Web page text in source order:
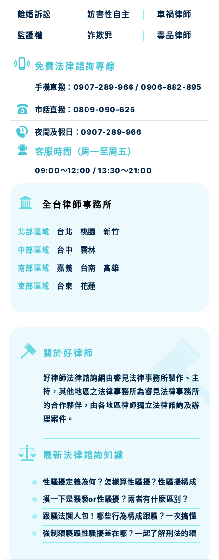
關於好律師
好律師法律諮詢網由睿見法律事務所製作、主
持，其他地區之法律事務所為睿見法律事務所
的合作夥伴，由各地區律師獨立法律諮詢及辦
理案件。
最新法律諮詢知識
性騷擾定義為何？怎樣算性騷擾？性騷擾構成
要件、法律責任律師來說明
摸一下是猥褻or性騷擾？兩者有什麼區別？
跟騷法懶人包！哪些行為構成跟騷？一次搞懂
跟騷法定義、構成要件與刑責
強制猥褻跟性騷擾差在哪？一起了解刑法的猥
褻定義吧！
離婚訴訟 妨害性自主 車禍律師
監護權 詐欺罪 毒品律師
免費法律諮詢專線
手機直撥： 0907-289-966 / 0906-882-895
市話直撥： 0809-090-626
客服時間（周一至周五）
09:00～12:00 / 13:30～21:00
夜間及假日：0907-289-966
全台律師事務所
北部區域 台北 桃園 新竹
南部區域 嘉義 台南 高雄
中部區域 台中 雲林
東部區域 台東 花蓮